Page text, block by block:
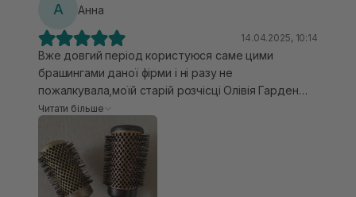
А Анна
14.04.2025, 10:14
Вже довгий період користуюся саме цими
брашингами даної фірми і ні разу не
пожалкувала,моїй старій розчісці Олівія Гарден
вже майже 7 років і тільки зараз я її змінила на
нову модель тому що вони мега довговічні,
(змінила бо деякі зубчики вже кудись сховалися і
не було того ефекту від сушіння,яке є з новим
брашингом),нова модель вже більш
Читати більше